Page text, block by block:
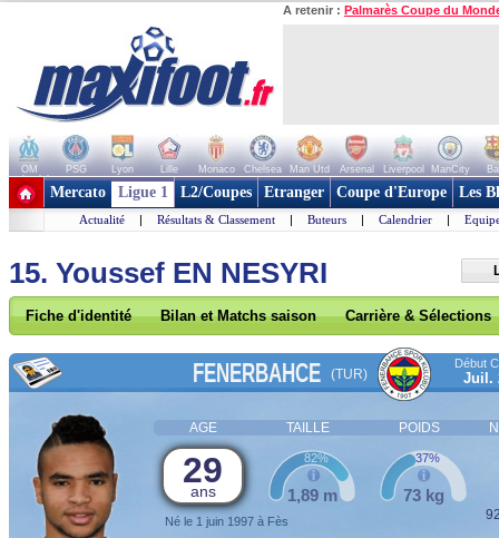
A retenir : Palmarès Coupe du
OM PSG Lyon Lille Monaco Chelsea Man Utd Arsenal Liverpool ManCity
+ de clubs
Mercato Ligue 1 L2/Coupes Etranger Coupe d'Europe Les
Actualité | Résultats & Classement | Buteurs | Calendrier |
15. Youssef EN NESYRI
Fiche d'identité Bilan et Matchs saison Carrière & Sélections
FENERBAHCE (TUR)
Début
Juil.
AGE TAILLE POIDS
29
ans
Né le 1 juin 1997 à Fès
1,89 m
82%
73 kg
37%